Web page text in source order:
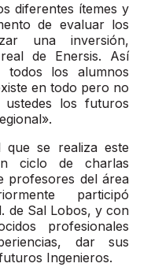
diferentes ítemes y
de evaluar los
una inversión,
de Enersis. Así
todos los alumnos
en todo pero no
los futuros
que se realiza este
ciclo de charlas
profesores del área
participó
de Sal Lobos, y con
profesionales
dar sus
Ingenieros.